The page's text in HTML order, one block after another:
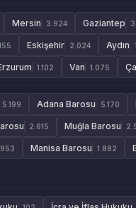
Mersin 3.924 Gaziantep
Eskişehir 2.024 Aydın
1.102 Van 1.075
5.199 Adana Barosu 5.170
2.615 Muğla Barosu
Manisa Barosu 1.892